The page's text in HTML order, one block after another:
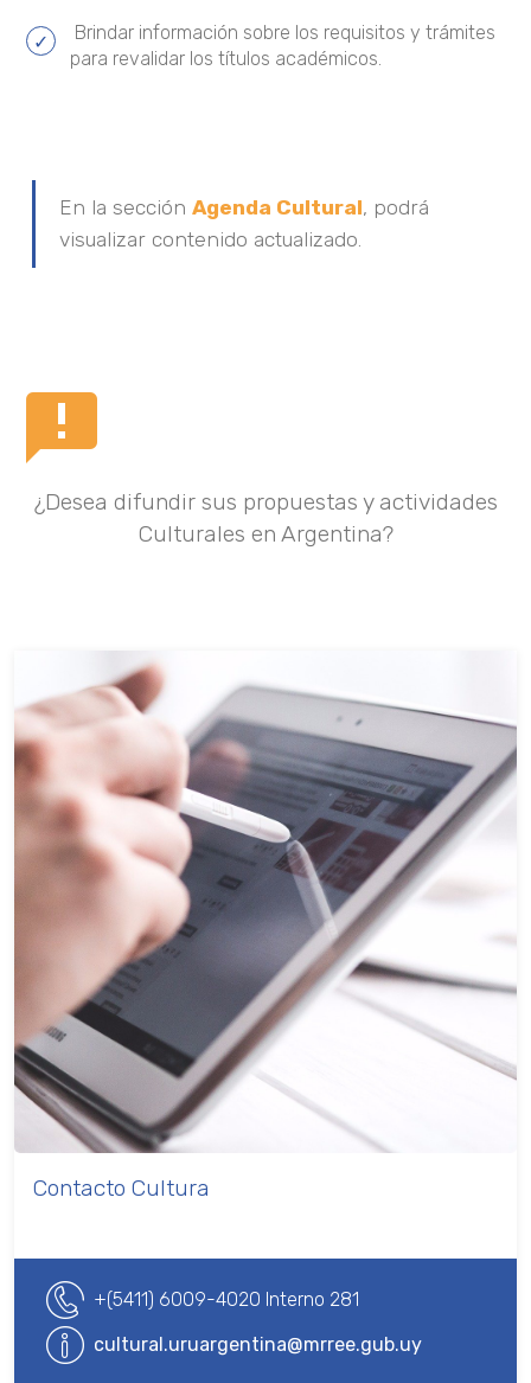
Brindar información sobre los requisitos y trámites
para revalidar los títulos académicos.
En la sección Agenda Cultural, podrá
visualizar contenido actualizado.
¿Desea difundir sus propuestas y actividades
Culturales en Argentina?
Contacto Cultura
+(5411) 6009-4020 Interno 281
cultural.uruargentina@mrree.gub.uy